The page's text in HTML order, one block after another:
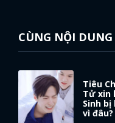
CÙNG NỘI DUNG
Tiêu
Tử xin
Sinh bị
vì đâu?